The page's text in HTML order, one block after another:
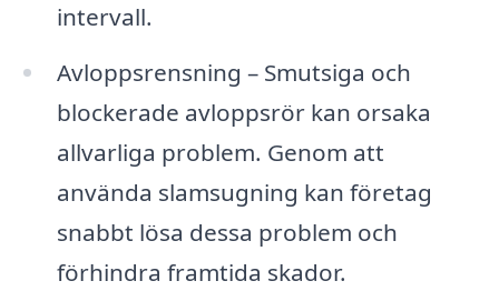
intervall.
Avloppsrensning – Smutsiga och
blockerade avloppsrör kan orsaka
allvarliga problem. Genom att
använda slamsugning kan företag
snabbt lösa dessa problem och
förhindra framtida skador.